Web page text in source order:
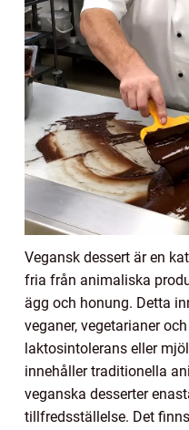
Vegansk dessert är en
fria från animaliska
ägg och honung. Detta
veganer, vegetarianer
laktosintolerans eller
innehåller traditionella
veganska desserter
tillfredsställelse. Det